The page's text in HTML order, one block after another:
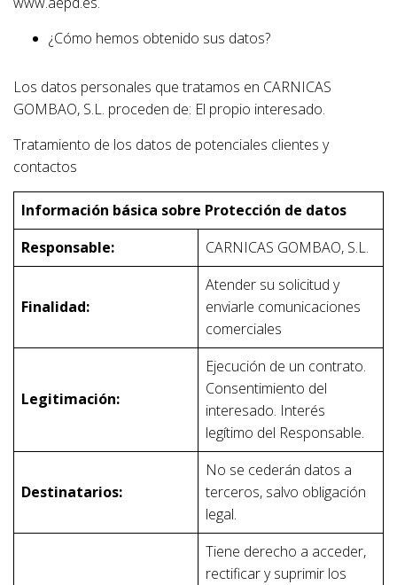
¿Cómo hemos obtenido sus datos?
Los datos personales que tratamos en CARNICAS
GOMBAO, S.L. proceden de: El propio interesado.
Tratamiento de los datos de potenciales clientes y
contactos
Información básica sobre Protección de datos
Responsable:
CARNICAS GOMBAO, S.L.
Finalidad:
Atender su solicitud y
enviarle comunicaciones
comerciales
Legitimación:
Ejecución de un contrato.
Consentimiento del
interesado. Interés
legítimo del Responsable.
Destinatarios:
No se cederán datos a
terceros, salvo obligación
legal.
Tiene derecho a acceder,
rectificar y suprimir los